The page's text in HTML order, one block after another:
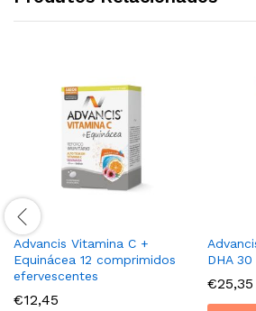
Advancis Vitamina C +
Equinácea 12 comprimidos
efervescentes
€12,45
DHA
€25,35